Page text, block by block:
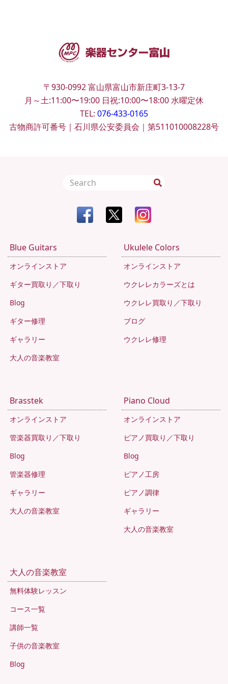
〒930-0992富山県富山市新庄町3-13-7
月～土:11:00〜19:00 日祝:10:00〜18:00水曜定休
TEL: 076-433-0165
古物商許可番号｜石川県公安委員会｜第511010008228号
Blue Guitars
オンラインストア
ギター買取り／下取り
Blog
ギター修理
ギャラリー
大人の音楽教室
Ukulele Colors
オンラインストア
ウクレレカラーズとは
ウクレレ買取り／下取り
ブログ
ウクレレ修理
Brasstek
オンラインストア
管楽器買取り／下取り
Blog
管楽器修理
ギャラリー
大人の音楽教室
Piano Cloud
オンラインストア
ピアノ買取り／下取り
Blog
ピアノ工房
ピアノ調律
ギャラリー
大人の音楽教室
大人の音楽教室
無料体験レッスン
コース一覧
講師一覧
子供の音楽教室
Blog